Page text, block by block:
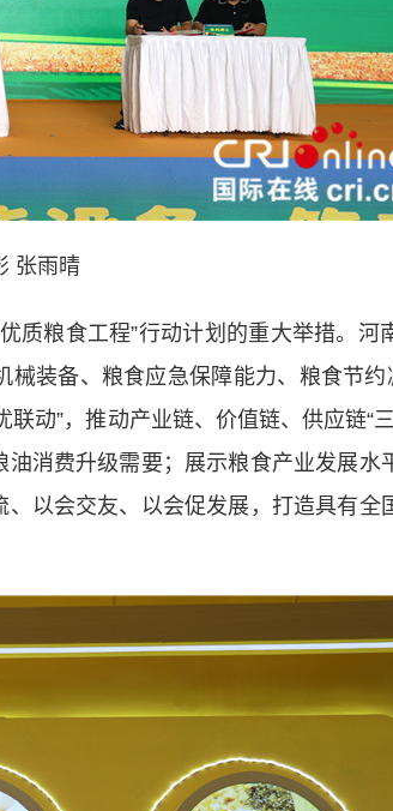
张雨晴
粮食工程”行动计划的重大举措。河
装备、粮食应急保障能力、粮食节约
动”，推动产业链、价值链、供应链“
消费升级需要；展示粮食产业发展水
以会交友、以会促发展，打造具有全